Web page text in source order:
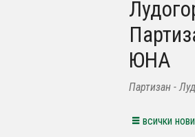
ЮНА
Партизан -
всички